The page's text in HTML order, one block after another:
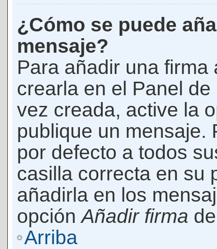
¿Cómo se puede
mensaje?
Para añadir una
crearla en el Panel
vez creada, active la
publique un mensaje.
por defecto a todos
casilla correcta en su
añadirla en los
opciónAñadir firma
Arriba